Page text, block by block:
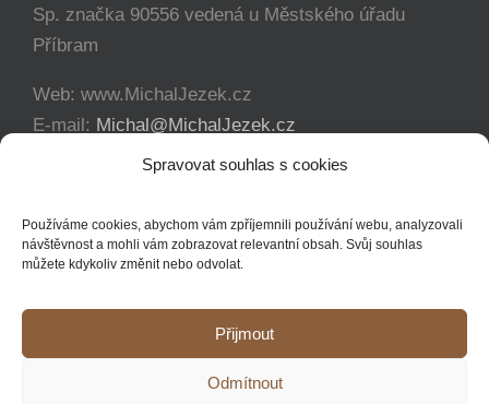
Spravovat souhlas s cookies
Používáme cookies, abychom vám zpříjemnili používání webu, analyzovali
návštěvnost a mohli vám zobrazovat relevantní obsah. Svůj souhlas
můžete kdykoliv změnit nebo odvolat.
Přijmout
Odmítnout
Sp. značka 90556 vedená u Městského úřadu
Příbram
Web: www.MichalJezek.cz
E-mail: Michal@MichalJezek.cz
+420 777 346 649
Copyright 2012 - 2021 Michal Ježek | Veškerá práva vyhrazena